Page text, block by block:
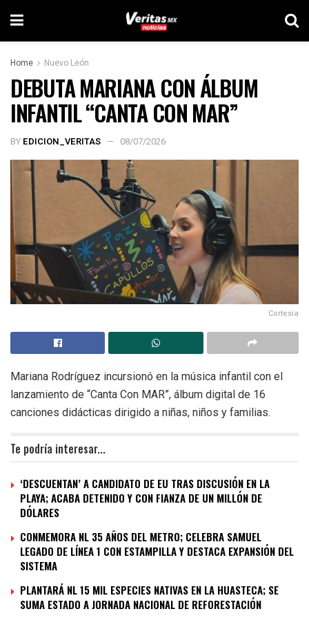
Home Nuevo León
DEBUTA MARIANA CON ÁLBUM
INFANTIL “CANTA CON MAR”
BY EDICION_VERITAS 08/07/2026
Cortesía
Mariana Rodríguez incursionó en la música infantil con el
lanzamiento de “Canta Con MAR”, álbum digital de 16
canciones didácticas dirigido a niñas, niños y familias.
Te podría interesar...
‘DESCUENTAN’ A CANDIDATO DE EU TRAS DISCUSIÓN EN LA
PLAYA; ACABA DETENIDO Y CON FIANZA DE UN MILLÓN DE
DÓLARES
CONMEMORA NL 35 AÑOS DEL METRO; CELEBRA SAMUEL
LEGADO DE LÍNEA 1 CON ESTAMPILLA Y DESTACA EXPANSIÓN DEL
SISTEMA
PLANTARÁ NL 15 MIL ESPECIES NATIVAS EN LA HUASTECA; SE
SUMA ESTADO A JORNADA NACIONAL DE REFORESTACIÓN